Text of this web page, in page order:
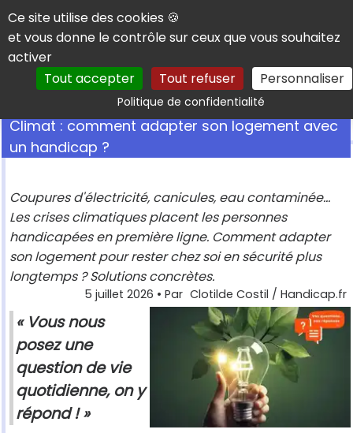
Panneau de gestion des cookies
Ce site utilise des cookies 🍪
et vous donne le contrôle sur ceux que vous souhaitez
activer
Tout accepter
Tout refuser Personnaliser
Politique de confidentialitéRechercher
Climat : comment adapter son logement avec
un handicap ?
Coupures d'électricité, canicules, eau contaminée...
Les crises climatiques placent les personnes
handicapées en première ligne. Comment adapter
son logement pour rester chez soi en sécurité plus
longtemps ? Solutions concrètes.
5 juillet 2026 • Par Clotilde Costil / Handicap.fr
« Vous nous
posez une
question de vie
quotidienne, on y
répond ! »